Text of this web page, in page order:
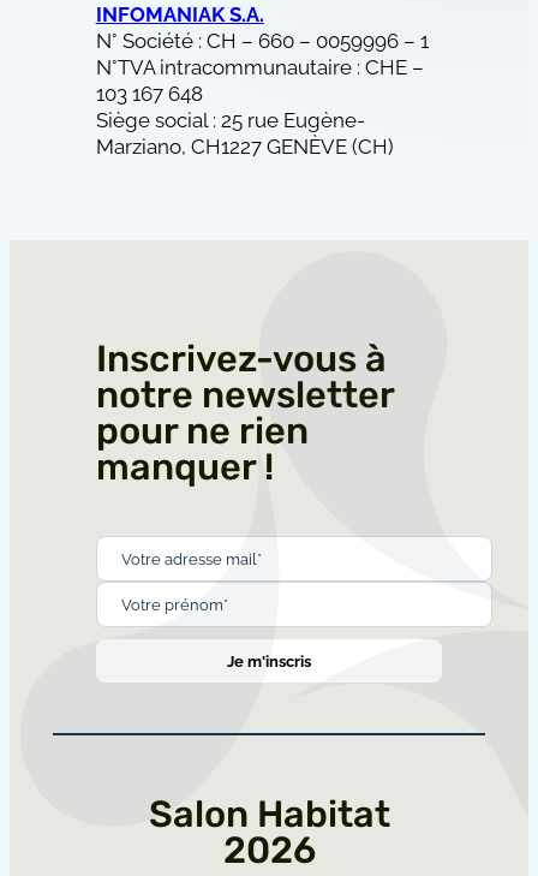
INFOMANIAK S.A.
N° Société : CH – 660 – 0059996 – 1
N°TVA intracommunautaire : CHE –
103 167 648
Siège social : 25 rue Eugène-
Marziano, CH1227 GENÈVE (CH)
Inscrivez-vous à
notre newsletter
pour ne rien
manquer !
Salon Habitat
2026